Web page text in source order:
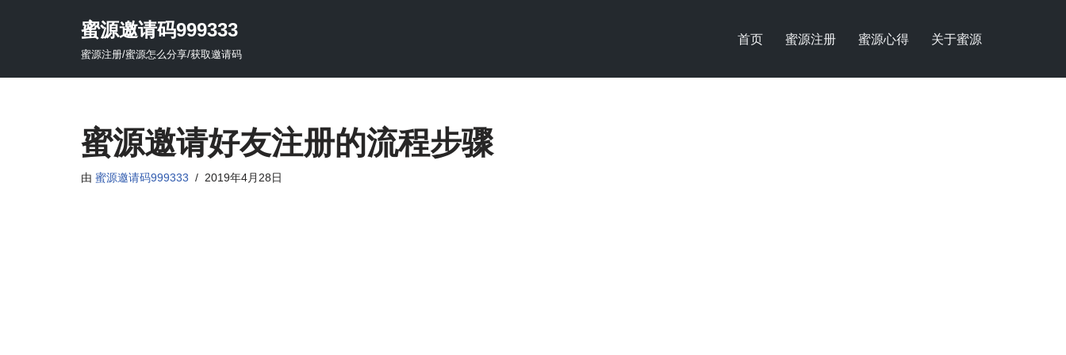
蜜源邀请码999333
蜜源注册/蜜源怎么分享/获取邀请码
首页 蜜源注册 蜜源心得 关于蜜源
蜜源邀请好友注册的流程步骤
由 蜜源邀请码999333 2019年4月28日